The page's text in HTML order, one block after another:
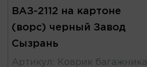
ВАЗ-2112 на картоне
(ворс) черный Завод
Сызрань
Артикул :
Коврик багажника